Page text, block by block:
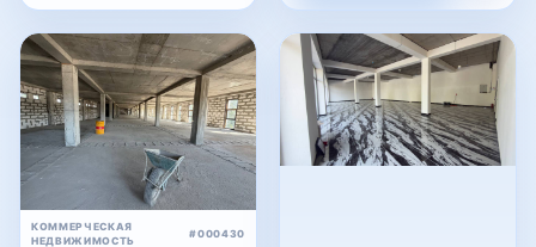
КОММЕРЧЕСКАЯ
НЕДВИЖИМОСТЬ
#000430